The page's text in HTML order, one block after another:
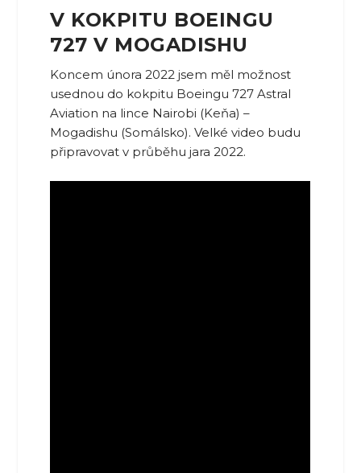
V KOKPITU BOEINGU
727 V MOGADISHU
Koncem února 2022 jsem měl možnost
usednou do kokpitu Boeingu 727 Astral
Aviation na lince Nairobi (Keňa) –
Mogadishu (Somálsko). Velké video budu
připravovat v průběhu jara 2022.